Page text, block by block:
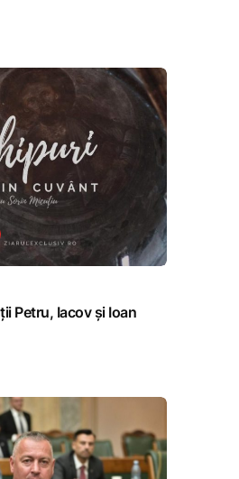
Petru, Iacov și Ioan